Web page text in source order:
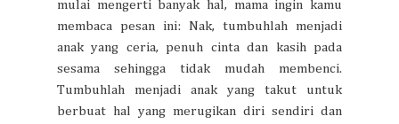
mulai mengerti banyak hal, mama ingin kamu
membaca pesan ini: Nak, tumbuhlah menjadi
anak yang ceria, penuh cinta dan kasih pada
sesama sehingga tidak mudah membenci.
Tumbuhlah menjadi anak yang takut untuk
berbuat hal yang merugikan diri sendiri dan